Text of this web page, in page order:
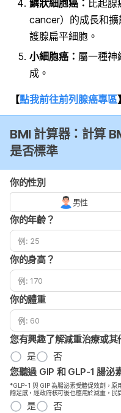
鱗狀細胞癌： 比起腺
cancer）的成長和
護腺扁平細胞。
小細胞癌： 屬一種神
成。
【點我前往前列腺癌專區】
BMI 計算器：計算
是否標準
你的性別
男性
你的年齡？
你的身高？
你的體重
您有興趣了解減重治療或其
是
否
您聽過 GIP 和 GLP-1 腸泌
*GLP-1 與 GIP 為腸泌素受體促效劑，原
飽足感，經政府核可後也應用於減重，民
是 否